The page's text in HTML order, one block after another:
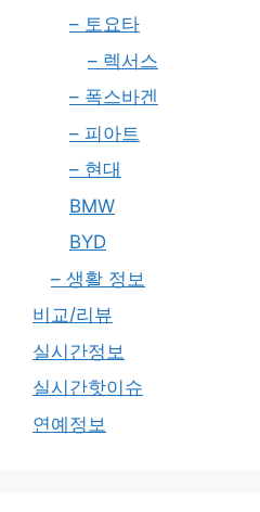
– 토요타
– 렉서스
– 폭스바겐
– 피아트
– 현대
BMW
BYD
– 생활 정보
비교/리뷰
실시간정보
실시간핫이슈
연예정보